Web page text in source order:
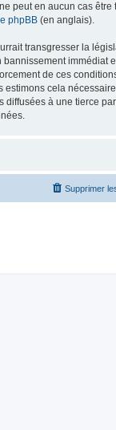
peut en aucun cas
phpBB (en anglais).
transgresser la
immédiat
de ces
cela
à une tierce
Supprimer